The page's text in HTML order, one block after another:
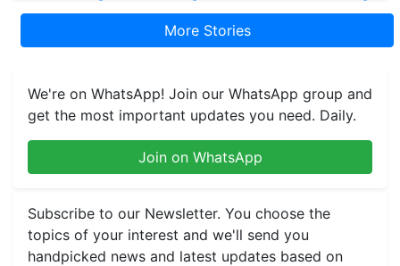
More Stories
We're on WhatsApp! Join our WhatsApp group and
get the most important updates you need. Daily.
Join on WhatsApp
Subscribe to our Newsletter. You choose the
topics of your interest and we'll send you
handpicked news and latest updates based on